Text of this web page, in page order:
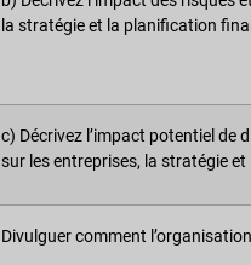
la stratégie et la planification
c) Décrivez l’impact potentiel de
sur les entreprises, la stratégie
Divulguer comment